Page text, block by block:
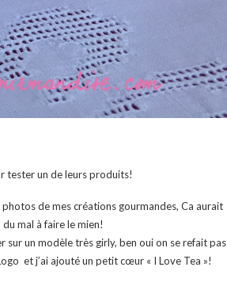
tester un de leurs produits!
de mes créations gourmandes, Ca aurait
mal à faire le mien!
sur un modèle très girly, ben oui on se refait pas
et j’ai ajouté un petit cœur « I Love Tea »!